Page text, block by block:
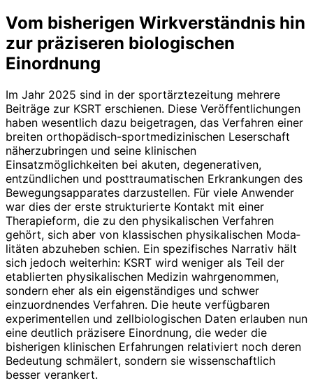
Vom bisherigen Wirkverständnis hin
zur präziseren biologischen
Einordnung
Im Jahr 2025 sind in der sportärzte­zeitung mehrere
Beiträge zur KSRT erschienen. Diese Veröffentlichungen
haben wesentlich dazu beigetragen, das Verfahren einer
breiten orthopädisch-sportmedizinischen Leserschaft
näherzubringen und seine klinischen
Einsatzmöglichkeiten bei akuten, degenerativen,
entzündlichen und posttraumatischen Erkrankungen des
Bewegungsapparates darzustellen. Für viele Anwender
war dies der erste strukturierte Kontakt mit einer
Therapieform, die zu den physikalischen Verfahren
gehört, sich aber von klassischen physikalischen Moda­
litäten abzuheben schien. Ein spezifisches Narrativ hält
sich jedoch weiterhin: KSRT wird weniger als Teil der
etablierten physikalischen Medizin wahrgenommen,
sondern eher als ein eigenständiges und schwer
einzuordnendes Verfahren. Die heute verfügbaren
experimentellen und zellbiologischen Daten erlauben nun
eine deutlich präzisere Einordnung, die weder die
bisherigen klinischen Erfahrungen relativiert noch deren
Bedeutung schmälert, sondern sie wissenschaftlich
besser verankert.